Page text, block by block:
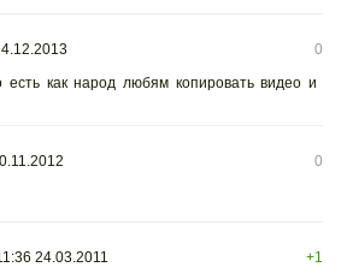
0
как народ любям копировать видео и
0
24.03.2011
+1